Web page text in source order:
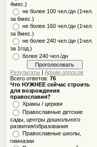
4мес.)
не более 100 чел./дн (1чел.
за 6мес.)
не более 160 чел./дн (1чел.
за 8мес.)
не более 240 чел./дн (1чел.
за 1год.)
более 240 чел./дн
Результаты |Архив опросов
Всего ответов:76
Что НУЖНЕЕ сейчас строить
для возрождения
православия?
Храмы / церкви
Православные детские
сады, центры дошкольного
развития/образования
Православные школы,
гимназии